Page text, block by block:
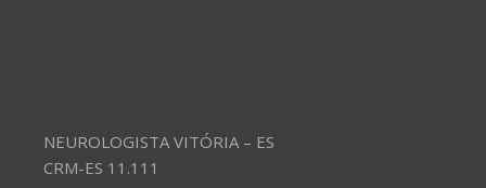
NEUROLOGISTA VITÓRIA – ES
CRM-ES 11.111